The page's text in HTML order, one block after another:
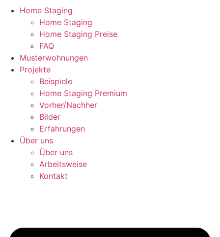
Home Staging
Home Staging
Home Staging Preise
FAQ
Musterwohnungen
Projekte
Beispiele
Home Staging Premium
Vorher/Nachher
Bilder
Erfahrungen
Über uns
Über uns
Arbeitsweise
Kontakt